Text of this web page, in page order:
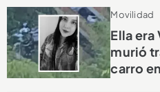
Movilidad
Ella
murió
carro